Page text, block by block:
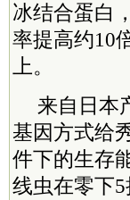
冰结合蛋白
率提高约10
上。
来自日本
基因方式给
件下的生存
线虫在零下